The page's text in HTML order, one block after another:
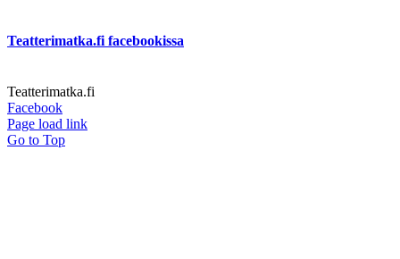
Teatterimatka.fi facebookissa
Teatterimatka.fi
Facebook
Page load link
Go to Top